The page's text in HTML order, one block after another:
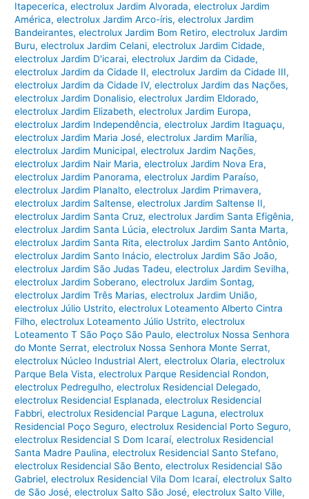
Itapecerica,electrolux Jardim Alvorada,electrolux Jardim
América,electrolux Jardim Arco-íris,electrolux Jardim
Bandeirantes,electrolux Jardim Bom Retiro,electrolux Jardim
Buru,electrolux Jardim Celani,electrolux Jardim Cidade,
electrolux Jardim D'icarai,electrolux Jardim da Cidade,
electrolux Jardim da Cidade II,electrolux Jardim da Cidade III,
electrolux Jardim da Cidade IV,electrolux Jardim das Nações,
electrolux Jardim Donalisio,electrolux Jardim Eldorado,
electrolux Jardim Elizabeth,electrolux Jardim Europa,
electrolux Jardim Independência,electrolux Jardim Itaguaçu,
electrolux Jardim Maria José,electrolux Jardim Marília,
electrolux Jardim Municipal,electrolux Jardim Nações,
electrolux Jardim Nair Maria,electrolux Jardim Nova Era,
electrolux Jardim Panorama,electrolux Jardim Paraíso,
electrolux Jardim Planalto,electrolux Jardim Primavera,
electrolux Jardim Saltense,electrolux Jardim Saltense II,
electrolux Jardim Santa Cruz,electrolux Jardim Santa Efigênia,
electrolux Jardim Santa Lúcia,electrolux Jardim Santa Marta,
electrolux Jardim Santa Rita,electrolux Jardim Santo Antônio,
electrolux Jardim Santo Inácio,electrolux Jardim São João,
electrolux Jardim São Judas Tadeu,electrolux Jardim Sevilha,
electrolux Jardim Soberano,electrolux Jardim Sontag,
electrolux Jardim Três Marias,electrolux Jardim União,
electrolux Júlio Ustrito,electrolux Loteamento Alberto Cintra
Filho,electrolux Loteamento Júlio Ustrito,electrolux
Loteamento T São Poço São Paulo,electrolux Nossa Senhora
do Monte Serrat,electrolux Nossa Senhora Monte Serrat,
electrolux Núcleo Industrial Alert,electrolux Olaria,electrolux
Parque Bela Vista,electrolux Parque Residencial Rondon,
electrolux Pedregulho,electrolux Residencial Delegado,
electrolux Residencial Esplanada,electrolux Residencial
Fabbri,electrolux Residencial Parque Laguna,electrolux
Residencial Poço Seguro,electrolux Residencial Porto Seguro,
electrolux Residencial S Dom Icaraí,electrolux Residencial
Santa Madre Paulina,electrolux Residencial Santo Stefano,
electrolux Residencial São Bento,electrolux Residencial São
Gabriel,electrolux Residencial Vila Dom Icaraí,electrolux Salto
de São José,electrolux Salto São José,electrolux Salto Ville,